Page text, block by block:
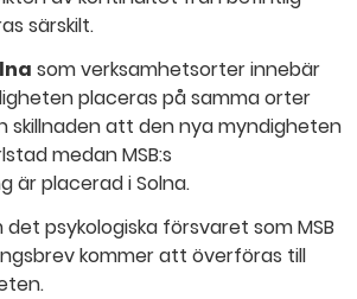
särskilt.
som verksamhetsorter innebär
placeras på samma orter
skillnaden att den nya myndigheten
medan MSB:s
är placerad i Solna.
psykologiska försvaret som MSB
kommer att överföras till